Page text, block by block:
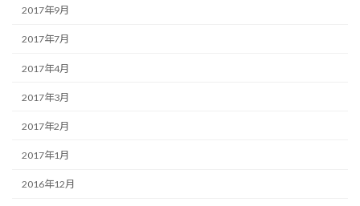
2017年9月
2017年7月
2017年4月
2017年3月
2017年2月
2017年1月
2016年12月